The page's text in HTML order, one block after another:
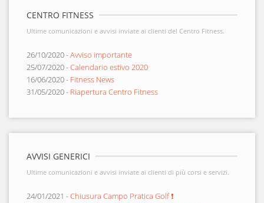
CENTRO FITNESS
Ultime comunicazioni e avvisi inviate ai clienti del Centro Fitness.
26/10/2020 -Avviso importante
25/07/2020 -Calendario estivo 2020
16/06/2020 - Fitness News
31/05/2020 - Riapertura Centro Fitness
AVVISI GENERICI
Ultime comunicazioni e avvisi inviate ai clienti di più corsi e servizi.
24/01/2021 -Chiusura Campo Pratica Golf ❗